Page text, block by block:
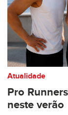
Atualidade
Pro
neste verão